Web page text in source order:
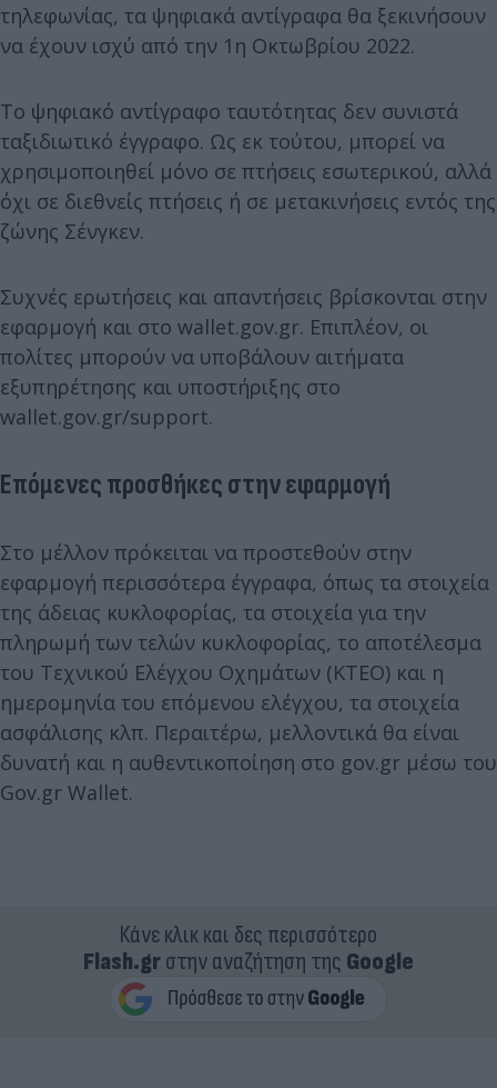
τηλεφωνίας, τα ψηφιακά αντίγραφα θα ξεκινήσουν
να έχουν ισχύ από την 1η Οκτωβρίου 2022.
Το ψηφιακό αντίγραφο ταυτότητας δεν συνιστά
ταξιδιωτικό έγγραφο. Ως εκ τούτου, μπορεί να
χρησιμοποιηθεί μόνο σε πτήσεις εσωτερικού, αλλά
όχι σε διεθνείς πτήσεις ή σε μετακινήσεις εντός της
ζώνης Σένγκεν.
Συχνές ερωτήσεις και απαντήσεις βρίσκονται στην
εφαρμογή και στο wallet.gov.gr. Επιπλέον, οι
πολίτες μπορούν να υποβάλουν αιτήματα
εξυπηρέτησης και υποστήριξης στο
wallet.gov.gr/support.
Επόμενες προσθήκες στην εφαρμογή
Στο μέλλον πρόκειται να προστεθούν στην
εφαρμογή περισσότερα έγγραφα, όπως τα στοιχεία
της άδειας κυκλοφορίας, τα στοιχεία για την
πληρωμή των τελών κυκλοφορίας, το αποτέλεσμα
του Τεχνικού Ελέγχου Οχημάτων (ΚΤΕΟ) και η
ημερομηνία του επόμενου ελέγχου, τα στοιχεία
ασφάλισης κλπ. Περαιτέρω, μελλοντικά θα είναι
δυνατή και η αυθεντικοποίηση στο gov.gr μέσω του
Gov.gr Wallet.
Κάνε κλικ και δες περισσότερο
Flash.grστην αναζήτηση της Google